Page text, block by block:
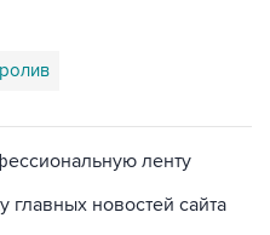
ленту
главных новостей сайта